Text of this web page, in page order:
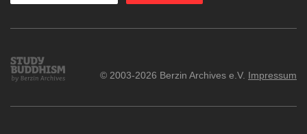
Study
Buddhism
© 2003-2026 Berzin Archives e.V. Impressum